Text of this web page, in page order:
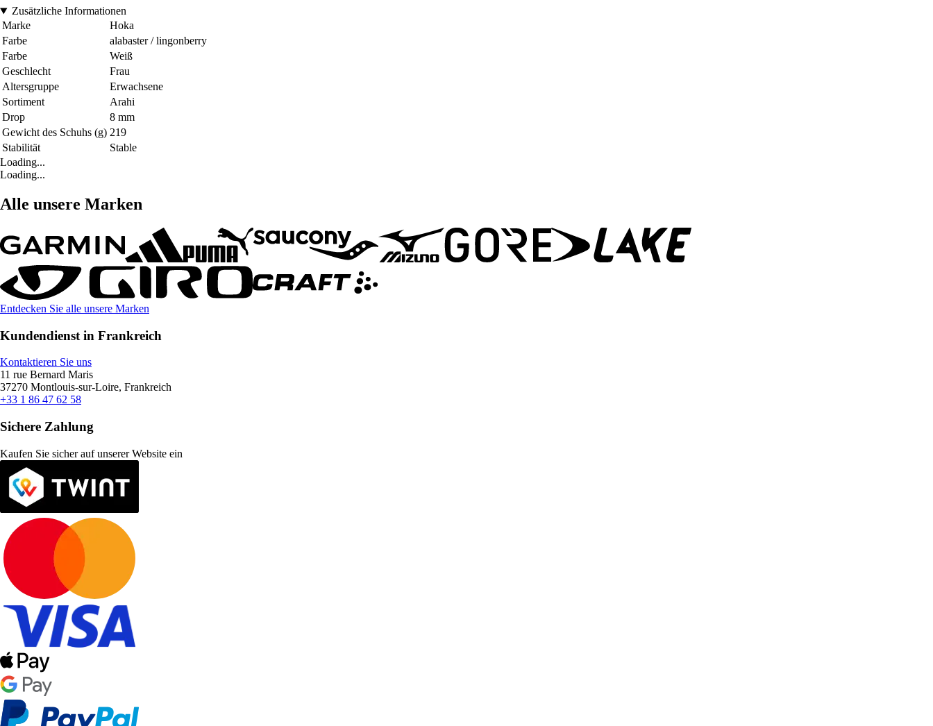
Zusätzliche Informationen
Marke
Hoka
Farbe
alabaster / lingonberry
Farbe
Weiß
Geschlecht
Frau
Altersgruppe
Erwachsene
Sortiment
Arahi
Drop
8 mm
Gewicht des Schuhs (g) 219
Stabilität
Stable
Loading...
Loading...
Alle unsere Marken
Entdecken Sie alle unsere Marken
Kundendienst in Frankreich
Kontaktieren Sie uns
11 rue Bernard Maris
37270 Montlouis-sur-Loire, Frankreich
+33 1 86 47 62 58
Sichere Zahlung
Kaufen Sie sicher auf unserer Website ein